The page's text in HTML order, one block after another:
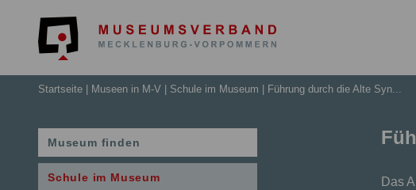
Startseite Museen in M-V Schule im Museum Führung durch die Alte Syn...
Das
Museum finden
Schule im Museum